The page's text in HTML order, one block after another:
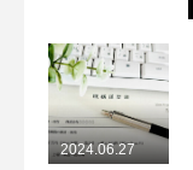
2024.06.27